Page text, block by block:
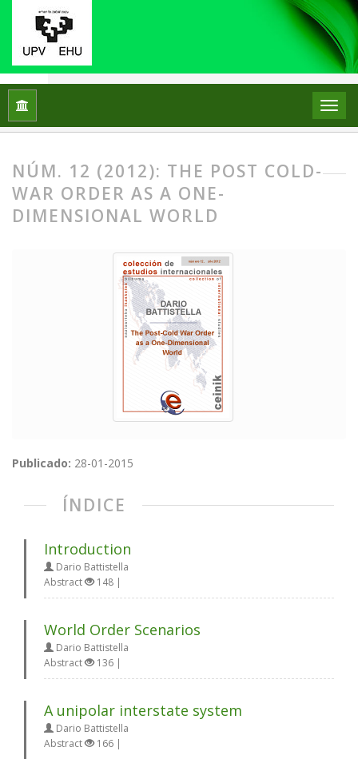
Inicio Núm. 12 (2012): The post cold-war order
NÚM. 12 (2012): THE POST COLD-
WAR ORDER AS A ONE-
DIMENSIONAL WORLD
Publicado: 28-01-2015
ÍNDICE
Introduction
Dario Battistella
Abstract
148 |
World Order Scenarios
Dario Battistella
Abstract
136 |
A unipolar interstate system
Dario Battistella
Abstract
166 |